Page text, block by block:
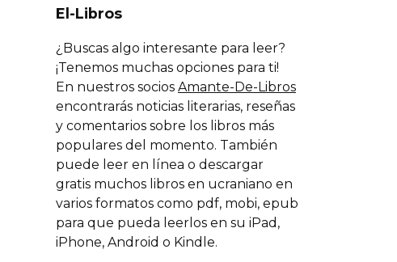
El-Libros
¿Buscas algo interesante para leer?
¡Tenemos muchas opciones para ti!
En nuestros socios Amante-De-Libros
encontrarás noticias literarias, reseñas
y comentarios sobre los libros más
populares del momento. También
puede leer en línea o descargar
gratis muchos libros en ucraniano en
varios formatos como pdf, mobi, epub
para que pueda leerlos en su iPad,
iPhone, Android o Kindle.